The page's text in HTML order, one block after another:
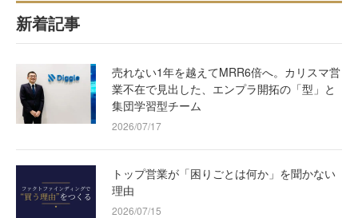
新着記事
売れない1年を越えてMRR6倍へ。カリスマ営
業不在で見出した、エンプラ開拓の「型」と
集団学習型チーム
2026/07/17
トップ営業が「困りごとは何か」を聞かない
理由
2026/07/15